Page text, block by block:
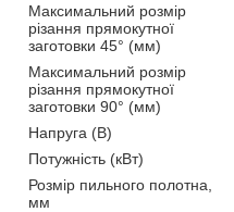
Максимальний розмір
різання прямокутної
заготовки 45° (мм)
Максимальний розмір
різання прямокутної
заготовки 90° (мм)
Напруга (В)
Потужність (кВт)
Розмір пильного полотна,
мм